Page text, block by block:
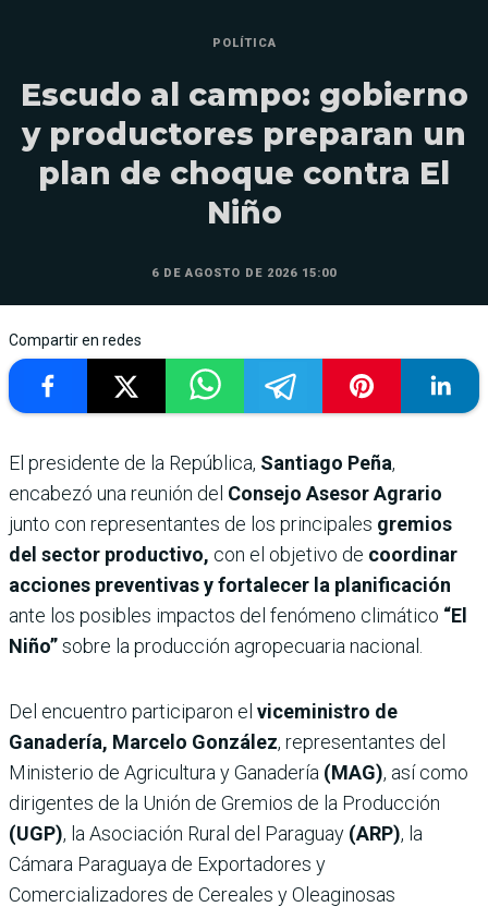
POLÍTICA
Escudo al campo: gobierno
y productores preparan un
plan de choque contra El
Niño
6 DE AGOSTO DE 2026 15:00
Compartir en redes
El presidente de la República, Santiago Peña,
encabezó una reunión del Consejo Asesor Agrario
junto con representantes de los principales gremios
del sector productivo, con el objetivo de coordinar
acciones preventivas y fortalecer la planificación
ante los posibles impactos del fenómeno climático “El
Niño”sobre la producción agropecuaria nacional.
Del encuentro participaron el viceministro de
Ganadería, Marcelo González, representantes del
Ministerio de Agricultura y Ganadería (MAG), así como
dirigentes de la Unión de Gremios de la Producción
(UGP), la Asociación Rural del Paraguay (ARP), la
Cámara Paraguaya de Exportadores y
Comercializadores de Cereales y Oleaginosas